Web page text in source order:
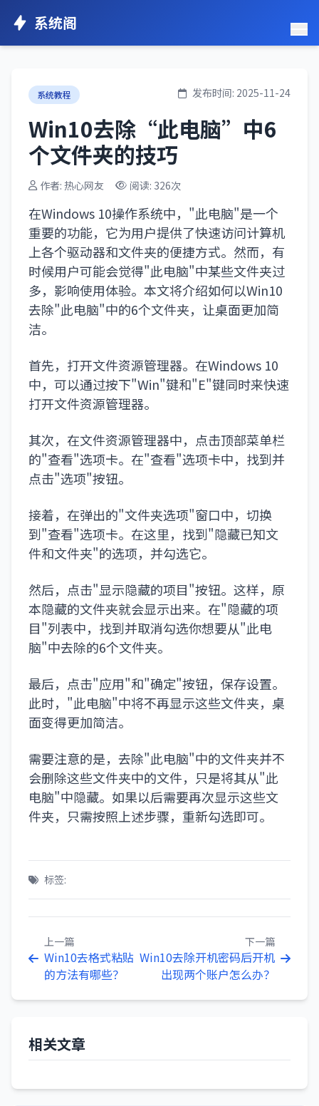
系统阁
系统教程 发布时间: 2025-11-24
Win10去除“此电脑”中6
个文件夹的技巧
作者: 热心网友 阅读: 326次
在Windows 10操作系统中，"此电脑"是一个
重要的功能，它为用户提供了快速访问计算机
上各个驱动器和文件夹的便捷方式。然而，有
时候用户可能会觉得"此电脑"中某些文件夹过
多，影响使用体验。本文将介绍如何以Win10
去除"此电脑"中的6个文件夹，让桌面更加简
洁。
首先，打开文件资源管理器。在Windows 10
中，可以通过按下"Win"键和"E"键同时来快速
打开文件资源管理器。
其次，在文件资源管理器中，点击顶部菜单栏
的"查看"选项卡。在"查看"选项卡中，找到并
点击"选项"按钮。
接着，在弹出的"文件夹选项"窗口中，切换
到"查看"选项卡。在这里，找到"隐藏已知文
件和文件夹"的选项，并勾选它。
然后，点击"显示隐藏的项目"按钮。这样，原
本隐藏的文件夹就会显示出来。在"隐藏的项
目"列表中，找到并取消勾选你想要从"此电
脑"中去除的6个文件夹。
最后，点击"应用"和"确定"按钮，保存设置。
此时，"此电脑"中将不再显示这些文件夹，桌
面变得更加简洁。
需要注意的是，去除"此电脑"中的文件夹并不
会删除这些文件夹中的文件，只是将其从"此
电脑"中隐藏。如果以后需要再次显示这些文
件夹，只需按照上述步骤，重新勾选即可。
标签:
上一篇
Win10去格式粘贴
的方法有哪些？
下一篇
Win10去除开机密码后开机
出现两个账户怎么办？
相关文章